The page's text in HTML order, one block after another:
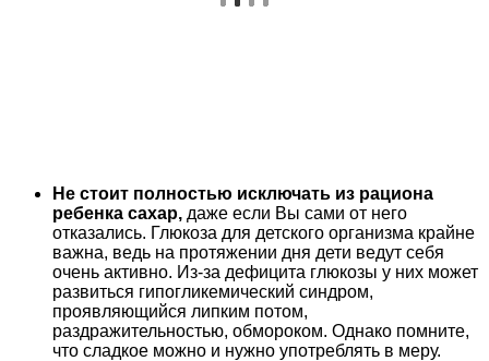
Не стоит полностью исключать из рациона
ребенка сахар, даже если Вы сами от него
отказались. Глюкоза для детского организма крайне
важна, ведь на протяжении дня дети ведут себя
очень активно. Из-за дефицита глюкозы у них может
развиться гипогликемический синдром,
проявляющийся липким потом,
раздражительностью, обмороком. Однако помните,
что сладкое можно и нужно употреблять в меру.